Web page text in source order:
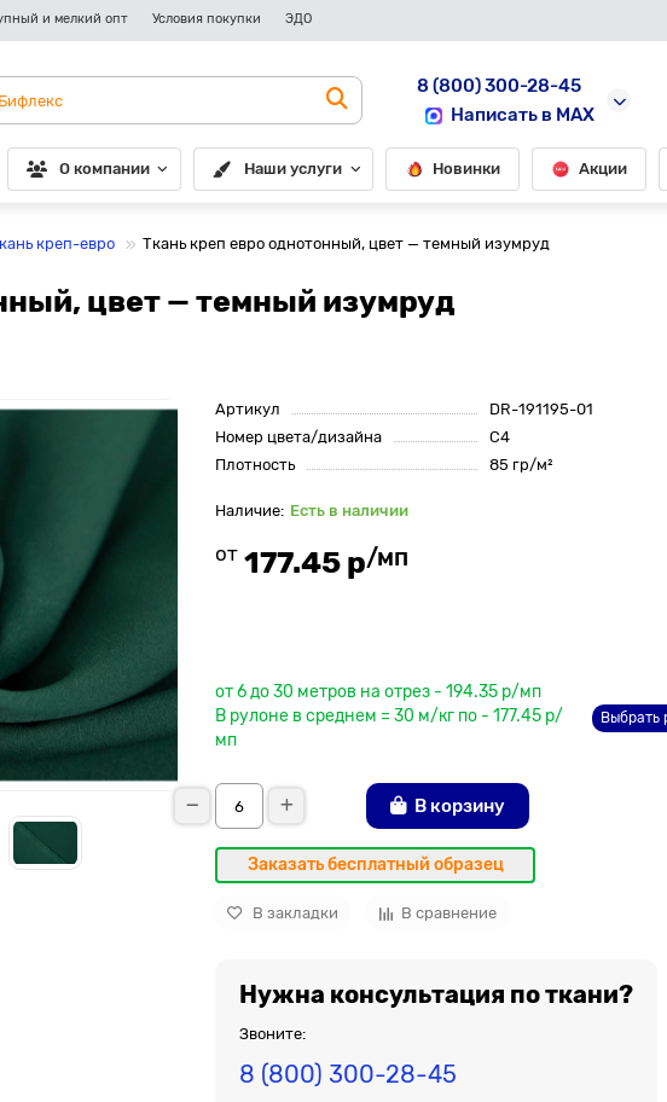
и мелкий опт Условия покупки ЭДО
8 (800) 300-28-45
Написать в MAX
О компании Наши услуги Новинки Акции
креп-евро Ткань креп евро однотонный, цвет — темный изумруд
цвет — темный изумруд
Артикул
DR-191195-01
Номер цвета/дизайна
С4
Плотность
85 гр/м²
Есть в наличии
от 177.45 р/мп
от 6 до 30 метров на отрез - 194.35 р/мп
В рулоне в среднем = 30 м/кг по - 177.45 р/
мп
Выбрать
В корзину
Заказать бесплатный образец
В закладки В сравнение
Нужна консультация по ткани?
Звоните:
8 (800) 300-28-45